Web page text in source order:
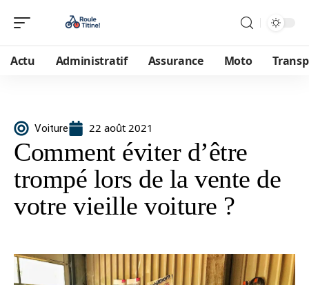
Actu Administratif Assurance Moto
Voiture 22 août 2021
Comment éviter d’être
trompé lors de la vente de
votre vieille voiture ?